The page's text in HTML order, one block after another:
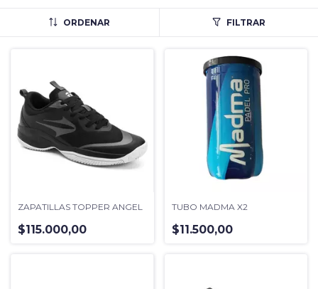
ORDENAR FILTRAR
ZAPATILLAS TOPPER ANGEL
$115.000,00
TUBO MADMA X2
$11.500,00